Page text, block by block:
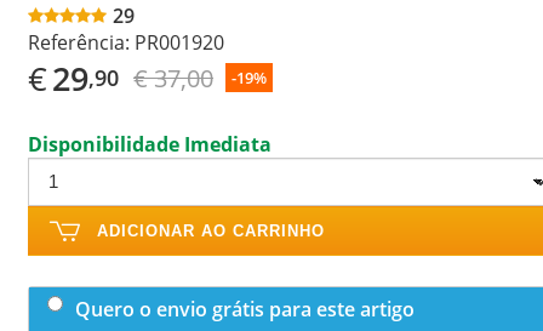
29
Referência: PR001920
€29,90 € 37,00 -19%
Disponibilidade Imediata
ADICIONAR AO CARRINHO
Quero o envio grátis para este artigo